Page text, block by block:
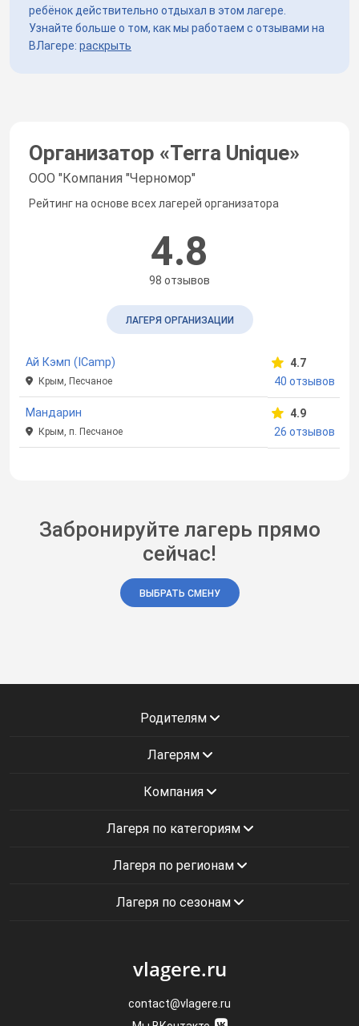
ребёнок действительно отдыхал в этом лагере.
Узнайте больше о том, как мы работаем с отзывами на
ВЛагере: раскрыть
Организатор «Terra Unique»
ООО "Компания "Черномор"
Рейтинг на основе всех лагерей организатора
4.8
98 отзывов
ЛАГЕРЯ ОРГАНИЗАЦИИ
Ай Кэмп (ICamp)
Крым, Песчаное
4.7
40 отзывов
Мандарин
Крым, п. Песчаное
4.9
26 отзывов
Забронируйте лагерь прямо
сейчас!
ВЫБРАТЬ СМЕНУ
Родителям
Лагерям
Компания
Лагеря по категориям
Лагеря по регионам
Лагеря по сезонам
vlagere.ru
contact@vlagere.ru